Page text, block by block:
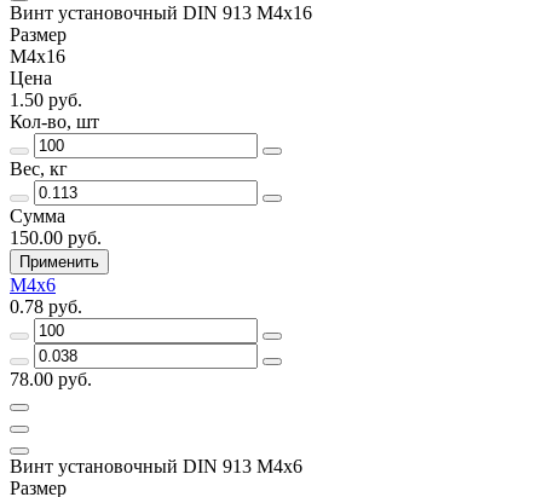
Винт установочный DIN 913 М4х16
Размер
М4х16
Цена
1.50 руб.
Кол-во, шт
Вес, кг
Сумма
150.00 руб.
Применить
М4х6
0.78 руб.
78.00 руб.
Винт установочный DIN 913 М4х6
Размер